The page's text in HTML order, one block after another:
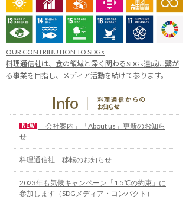
OUR CONTRIBUTION TO SDGs
料理通信社は、食の領域と深く関わるSDGs達成に繋が
る事業を目指し、メディア活動を続けて参ります。
「会社案内」「About us」更新のお知ら
せ
料理通信社 移転のお知らせ
2023年も気候キャンペーン「1.5℃の約束」に
参加します（SDGメディア・コンパクト）